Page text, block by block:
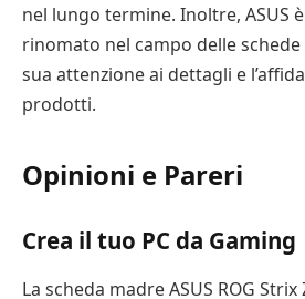
nel lungo termine. Inoltre, ASUS
rinomato nel campo delle
sua attenzione ai dettagli e
prodotti.
Opinioni e Pareri
Crea il tuo PC da Gaming
La scheda madre ASUS ROG